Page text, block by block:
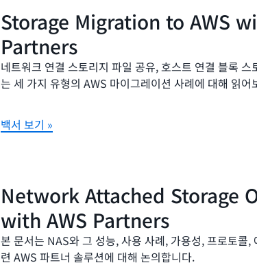
Storage Migration to AWS
Partners
네트워크 연결 스토리지 파일 공유, 호스트 연결 블록 스
는 세 가지 유형의 AWS 마이그레이션 사례에 대해 읽어
백서 보기 »
Network Attached Storage
with AWS Partners
본 문서는 NAS와 그 성능, 사용 사례, 가용성, 프로토콜,
련 AWS 파트너 솔루션에 대해 논의합니다.